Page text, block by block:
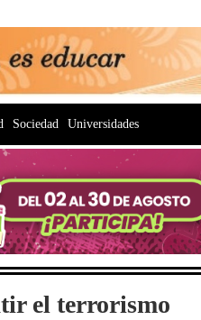
Sociedad Universidades
el terrorismo